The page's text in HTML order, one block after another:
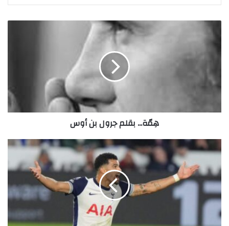
هِمّة...
بقلم
جرول
هِمّة... بقلم جرول بن أوس
مواعيد
مباريات
اليوم
الإثنين
18
مايو
والقنوات
الناقلة